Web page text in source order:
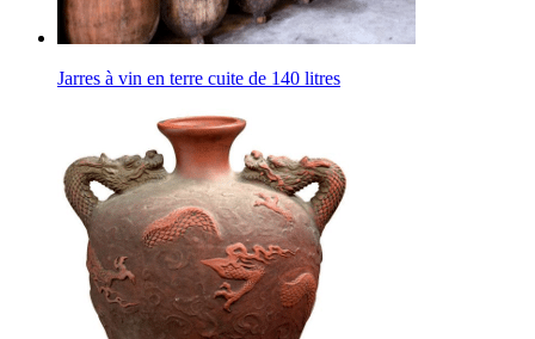
Jarres à vin en terre cuite de 140 litres